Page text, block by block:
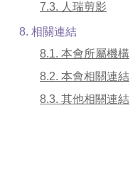
7.3. 人瑞剪影
8. 相關連結
8.1. 本會所屬機構
8.2. 本會相關連結
8.3. 其他相關連結